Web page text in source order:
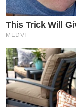
และนอกจากความ
ใหม่ของนาย ณภัท
นาย ณภัทร เป็นคน
สีเขียวสบายตาทั้ง
ทำให้บ้านดูสวยน่าอ
This Trick Will
MEDVI